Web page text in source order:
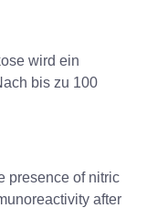
wird ein
bis zu 100
presence of nitric
after